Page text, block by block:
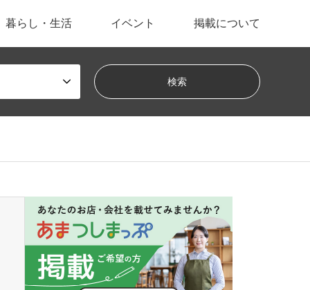
暮らし・生活 イベント 掲載について